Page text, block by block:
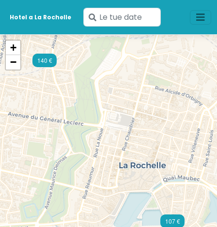
Hotel a La Rochelle
Inserisci
le
tue
date
107 €
140 €
+
−